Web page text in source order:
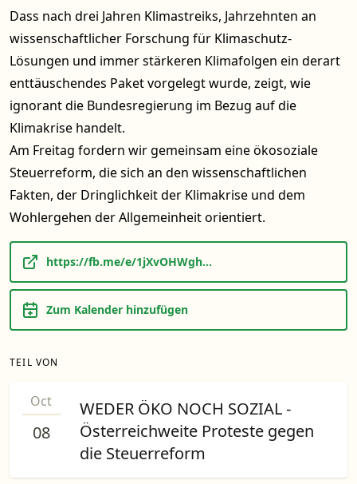
Dass nach drei Jahren Klimastreiks, Jahrzehnten an
wissenschaftlicher Forschung für Klimaschutz-
Lösungen und immer stärkeren Klimafolgen ein derart
enttäuschendes Paket vorgelegt wurde, zeigt, wie
ignorant die Bundesregierung im Bezug auf die
Klimakrise handelt.
Am Freitag fordern wir gemeinsam eine ökosoziale
Steuerreform, die sich an den wissenschaftlichen
Fakten, der Dringlichkeit der Klimakrise und dem
Wohlergehen der Allgemeinheit orientiert.
https://fb.me/e/1jXvOHWgh...
Zum Kalender hinzufügen
TEIL VON
Oct
08
WEDER ÖKO NOCH SOZIAL -
Österreichweite Proteste gegen
die Steuerreform